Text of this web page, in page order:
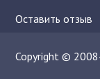
Оставить отзыв
Copyright ©